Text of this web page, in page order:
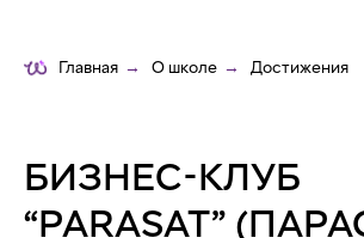
Главная → О школе → Достижения
БИЗНЕС-КЛУБ
“PARASAT”